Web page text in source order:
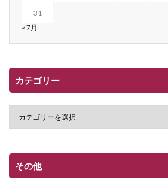
31
« 7月
カテゴリー
その他